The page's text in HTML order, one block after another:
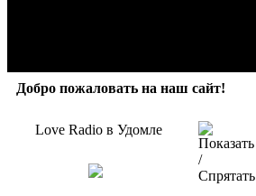
Добро пожаловать на наш сайт!
Love Radio в Удомле